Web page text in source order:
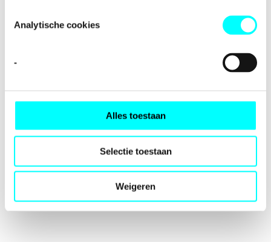
Analytische cookies
-
Alles toestaan
Selectie toestaan
Weigeren